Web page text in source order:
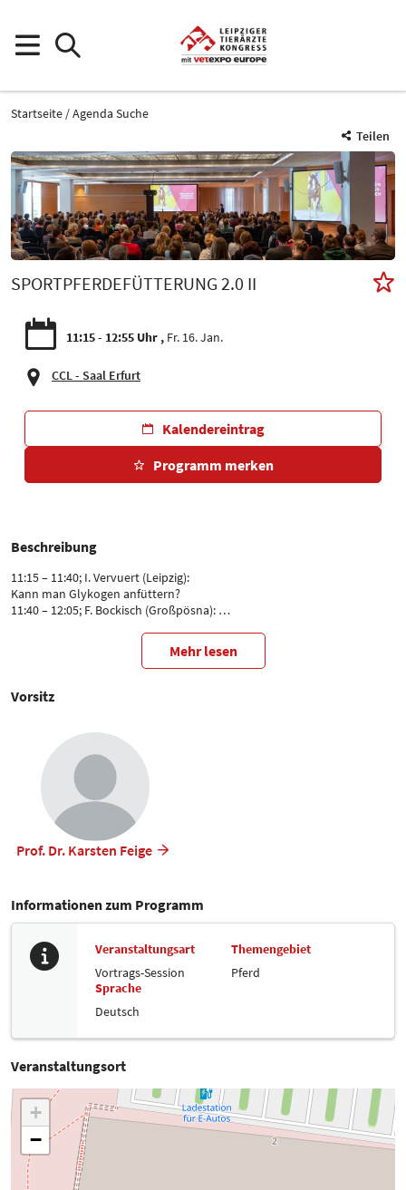
Startseite
Agenda Suche
Teilen
SPORTPFERDEFÜTTERUNG 2.0 II
11:15 - 12:55 Uhr Fr. 16. Jan.
CCL - Saal Erfurt
Kalendereintrag
Programm merken
Beschreibung
11:15 – 11:40; I. Vervuert (Leipzig):
Kann man Glykogen anfüttern?
11:40 – 12:05; F. Bockisch (Großpösna):
12:05 – 12:30; F. Bätjer (Braunschweig):
Mythen und Fakten zur Vitamin E Versorgung bei Sportpferden
Wasser - Ein Futtermittel mit unterschätzter Bedeutung bei
Mehr lesen
Vorsitz
Prof. Dr. Karsten Feige
Informationen zum Programm
Veranstaltungsart
Vortrags-Session
Themengebiet
Pferd
Sprache
Deutsch
Veranstaltungsort
+
−